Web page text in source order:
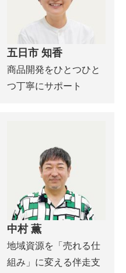
五日市 知香
商品開発をひとつひと
つ丁寧にサポート
中村 薫
地域資源を「売れる仕
組み」に変える伴走支